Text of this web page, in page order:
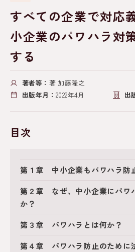
すべての企業で対
小企業のパワハラ対
する
著者等： 著 加藤隆之
出版年月： 2022年4月 出
目次
第１章 中小企業もパワハラ防
第２章 なぜ、中小企業にパワ
か？
第３章 パワハラとは何か？
第４章 パワハラ防止のために